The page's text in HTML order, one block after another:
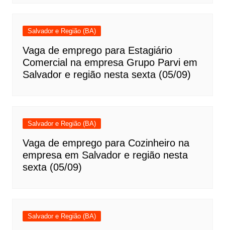
Salvador e Região (BA)
Vaga de emprego para Estagiário
Comercial na empresa Grupo Parvi em
Salvador e região nesta sexta (05/09)
Salvador e Região (BA)
Vaga de emprego para Cozinheiro na
empresa em Salvador e região nesta
sexta (05/09)
Salvador e Região (BA)